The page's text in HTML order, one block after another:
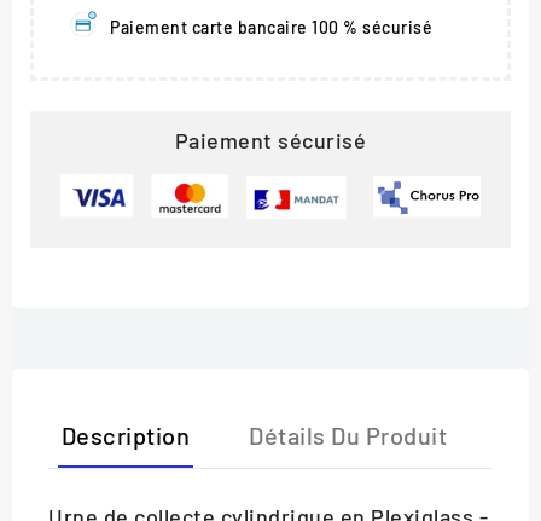
Paiement carte bancaire 100 % sécurisé
Paiement sécurisé
Description Détails Du Produit